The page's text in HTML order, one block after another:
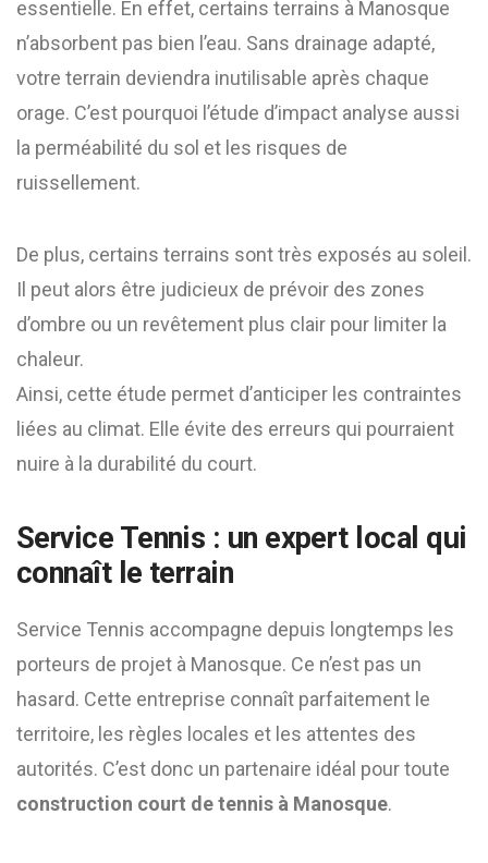
essentielle. En effet, certains terrains à Manosque
n’absorbent pas bien l’eau. Sans drainage adapté,
votre terrain deviendra inutilisable après chaque
orage. C’est pourquoi l’étude d’impact analyse aussi
la perméabilité du sol et les risques de
ruissellement.
De plus, certains terrains sont très exposés au soleil.
Il peut alors être judicieux de prévoir des zones
d’ombre ou un revêtement plus clair pour limiter la
chaleur.
Ainsi, cette étude permet d’anticiper les contraintes
liées au climat. Elle évite des erreurs qui pourraient
nuire à la durabilité du court.
Service Tennis : un expert local qui
connaît le terrain
Service Tennis accompagne depuis longtemps les
porteurs de projet à Manosque. Ce n’est pas un
hasard. Cette entreprise connaît parfaitement le
territoire, les règles locales et les attentes des
autorités. C’est donc un partenaire idéal pour toute
construction court de tennis à Manosque.